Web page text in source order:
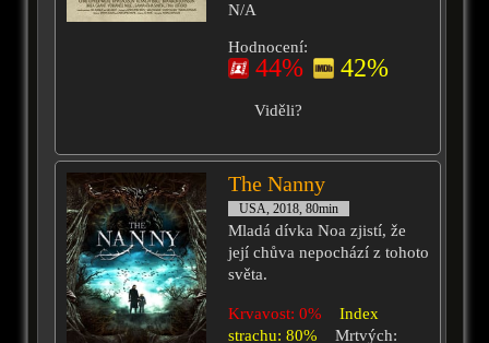
N/A
Hodnocení:
44% 42%
Viděli?
The Nanny
USA, 2018, 80min
Mladá dívka Noa zjistí, že
její chůva nepochází z tohoto
světa.
Krvavost: 0%
Index
strachu: 80%
Mrtvých: